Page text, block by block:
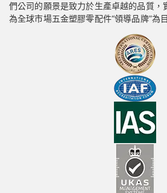
們公司的願景是致力於生產卓越的品質，
為全球市場五金塑膠零配件“領導品牌”為